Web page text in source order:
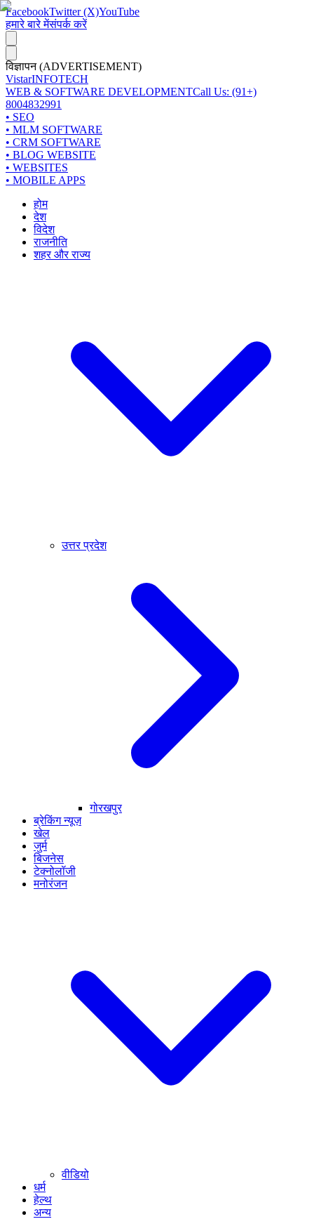
FacebookTwitter (X)YouTube
हमारे बारे मेंसंपर्क करें
विज्ञापन (ADVERTISEMENT)
VistarINFOTECH
WEB & SOFTWARE DEVELOPMENTCall Us: (91+)
8004832991
• SEO
• MLM SOFTWARE
• CRM SOFTWARE
• BLOG WEBSITE
• WEBSITES
• MOBILE APPS
होम
देश
विदेश
राजनीति
शहर और राज्य
उत्तर प्रदेश
गोरखपुर
ब्रेकिंग न्यूज़
खेल
जुर्म
बिजनेस
टेक्नोलॉजी
मनोरंजन
वीडियो
धर्म
हेल्थ
अन्य